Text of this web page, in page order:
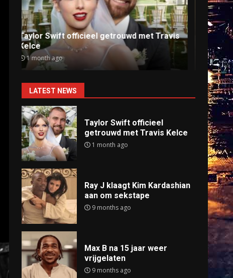
Ray J klaagt Kim Kardashian aan om
sekstape
9 months ago
Anti-
9
LATEST NEWS
Taylor Swift officieel
getrouwd met Travis Kelce
1 month ago
Ray J klaagt Kim Kardashian
aan om sekstape
9 months ago
Max B na 15 jaar weer
vrijgelaten
9 months ago